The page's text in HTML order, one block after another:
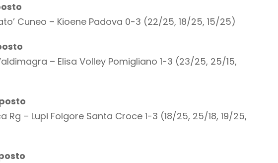
Cuneo – Kioene Padova 0-3 (22/25, 18/25, 15/25)
– Elisa Volley Pomigliano 1-3 (23/25, 25/15,
Rg – Lupi Folgore Santa Croce 1-3 (18/25, 25/18, 19/25,